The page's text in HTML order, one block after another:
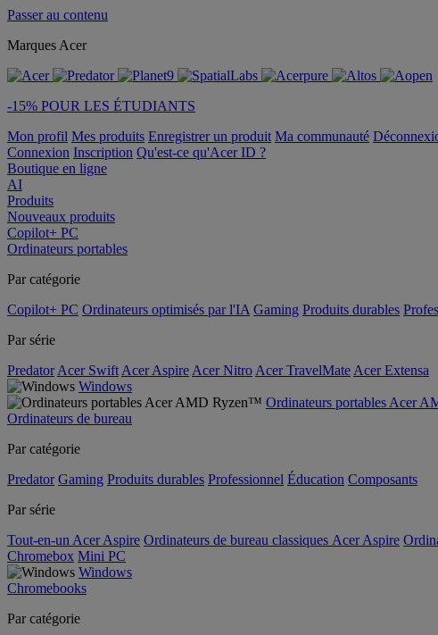
Passer au contenu
Marques Acer
-15% POUR LES ÉTUDIANTS
Mon profil Mes produits Enregistrer un produit Ma communauté
Connexion Inscription Qu'est-ce qu'Acer ID ?
Boutique en ligne
AI
Produits
Nouveaux produits
Copilot+ PC
Ordinateurs portables
Par catégorie
Copilot+ PC Ordinateurs optimisés par l'IA Gaming Produits durables
Par série
Predator Acer Swift Acer Aspire Acer Nitro Acer TravelMate Acer Extensa
Windows
Ordinateurs portables Acer
Ordinateurs de bureau
Par catégorie
Predator Gaming Produits durables Professionnel Éducation Composants
Par série
Tout-en-un Acer Aspire Ordinateurs de bureau classiques Acer Aspire
Chromebox Mini PC
Windows
Chromebooks
Par catégorie